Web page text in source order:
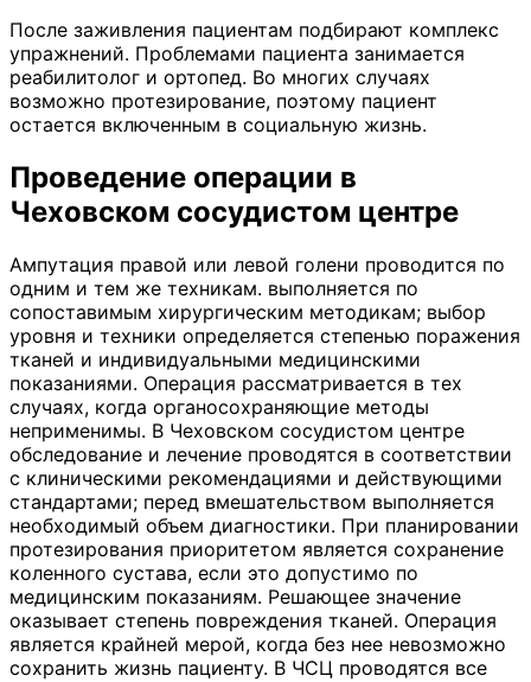
После заживления пациентам подбирают комплекс
упражнений. Проблемами пациента занимается
реабилитолог и ортопед. Во многих случаях
возможно протезирование, поэтому пациент
остается включенным в социальную жизнь.
Проведение операции в
Чеховском сосудистом центре
Ампутация правой или левой голени проводится по
одним и тем же техникам. выполняется по
сопоставимым хирургическим методикам; выбор
уровня и техники определяется степенью поражения
тканей и индивидуальными медицинскими
показаниями. Операция рассматривается в тех
случаях, когда органосохраняющие методы
неприменимы. В Чеховском сосудистом центре
обследование и лечение проводятся в соответствии
с клиническими рекомендациями и действующими
стандартами; перед вмешательством выполняется
необходимый объем диагностики. При планировании
протезирования приоритетом является сохранение
коленного сустава, если это допустимо по
медицинским показаниям. Решающее значение
оказывает степень повреждения тканей. Операция
является крайней мерой, когда без нее невозможно
сохранить жизнь пациенту. В ЧСЦ проводятся все